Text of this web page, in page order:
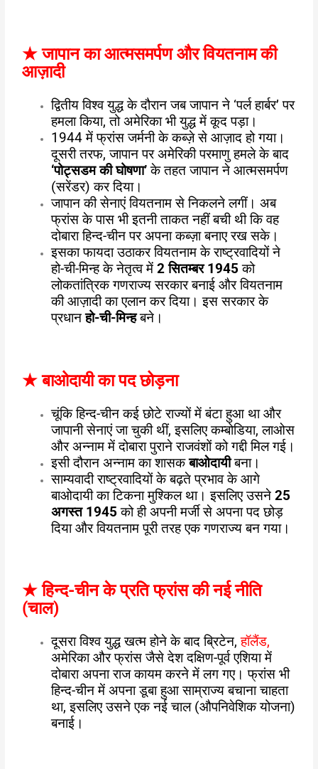
★जापान का आत्मसमर्पण और वियतनाम की
आज़ादी
द्वितीय विश्व युद्ध के दौरान जब जापान ने ‘पर्ल हार्बर’ पर
हमला किया, तो अमेरिका भी युद्ध में कूद पड़ा।
1944 में फ्रांस जर्मनी के कब्ज़े से आज़ाद हो गया।
दूसरी तरफ, जापान पर अमेरिकी परमाणु हमले के बाद
‘पोट्सडम की घोषणा’के तहत जापान ने आत्मसमर्पण
(सरेंडर) कर दिया।
जापान की सेनाएं वियतनाम से निकलने लगीं। अब
फ्रांस के पास भी इतनी ताकत नहीं बची थी कि वह
दोबारा हिन्द-चीन पर अपना कब्ज़ा बनाए रख सके।
इसका फायदा उठाकर वियतनाम के राष्ट्रवादियों ने
हो-ची-मिन्ह के नेतृत्व में2 सितम्बर 1945 को
लोकतांत्रिक गणराज्य सरकार बनाई और वियतनाम
की आज़ादी का एलान कर दिया। इस सरकार के
प्रधानहो-ची-मिन्हबने।
★बाओदायी का पद छोड़ना
चूंकि हिन्द-चीन कई छोटे राज्यों में बंटा हुआ था और
जापानी सेनाएं जा चुकी थीं, इसलिए कम्बोडिया, लाओस
और अन्नाम में दोबारा पुराने राजवंशों को गद्दी मिल गई।
इसी दौरान अन्नाम का शासकबाओदायीबना।
साम्यवादी राष्ट्रवादियों के बढ़ते प्रभाव के आगे
बाओदायी का टिकना मुश्किल था। इसलिए उसने25
अगस्त 1945 को ही अपनी मर्जी से अपना पद छोड़
दिया और वियतनाम पूरी तरह एक गणराज्य बन गया।
★हिन्द-चीन के प्रति फ्रांस की नई नीति
(चाल)
दूसरा विश्व युद्ध खत्म होने के बाद ब्रिटेन,हॉलैंड,
अमेरिका और फ्रांस जैसे देश दक्षिण-पूर्व एशिया में
दोबारा अपना राज कायम करने में लग गए। फ्रांस भी
हिन्द-चीन में अपना डूबा हुआ साम्राज्य बचाना चाहता
था, इसलिए उसने एक नई चाल (औपनिवेशिक योजना)
बनाई।